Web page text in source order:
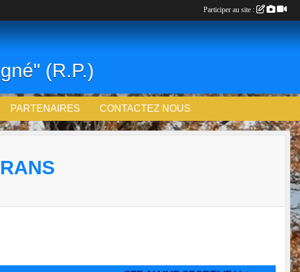
(R.P.)
PARTENAIRES CONTACTEZ NOUS
Participer au site :